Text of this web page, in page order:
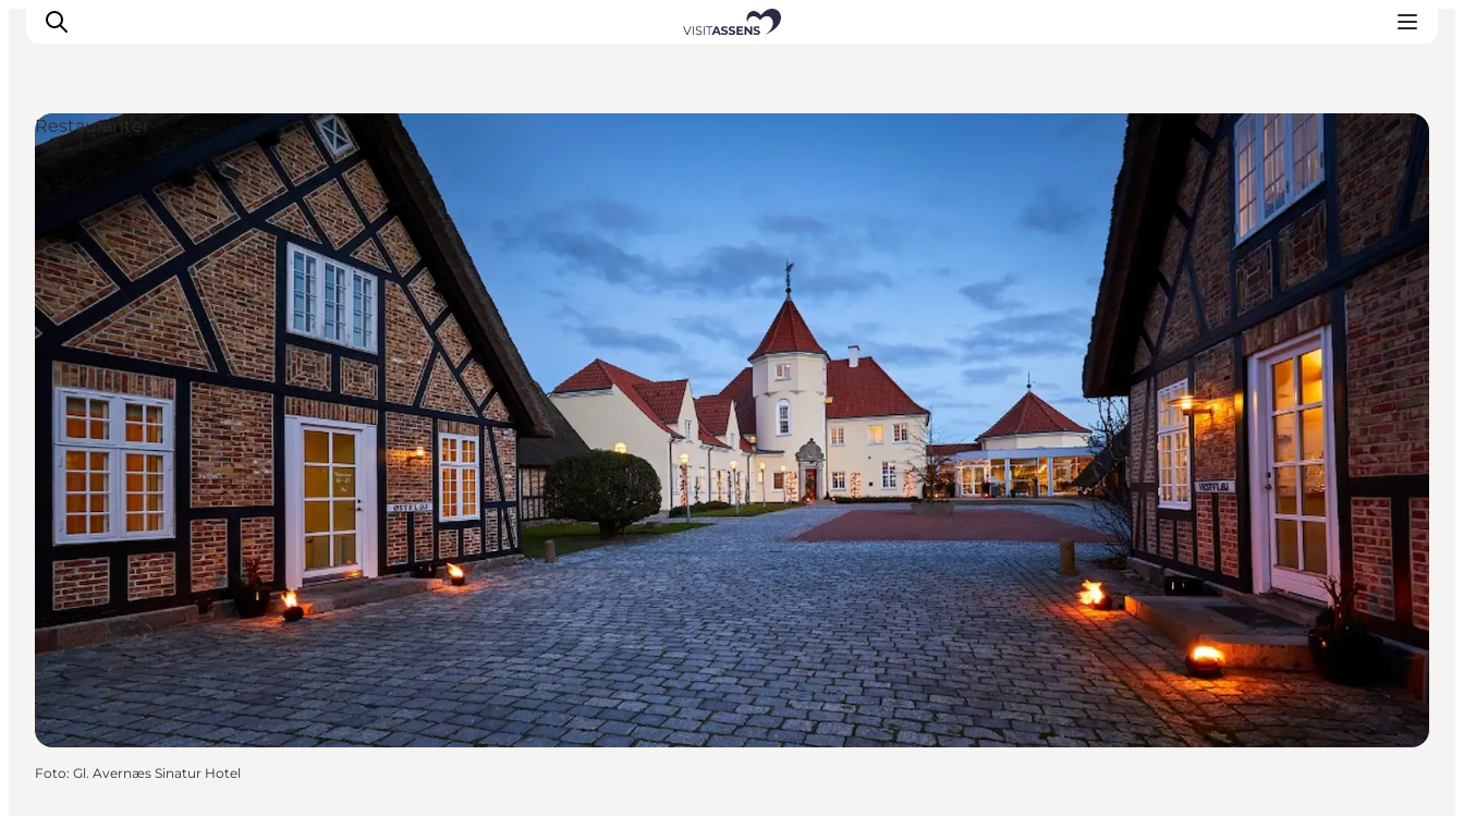
Overnatning
Oplevelser
Spis & drik
Det sker
Åbningstider
Restauranter
Foto: Gl. Avernæs Sinatur Hotel